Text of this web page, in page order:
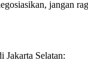
jangan
Jakarta Selatan: